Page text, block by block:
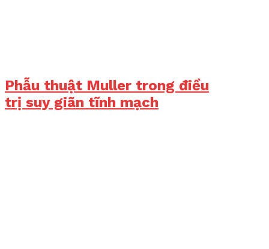
Phẫu thuật Muller trong điều
trị suy giãn tĩnh mạch